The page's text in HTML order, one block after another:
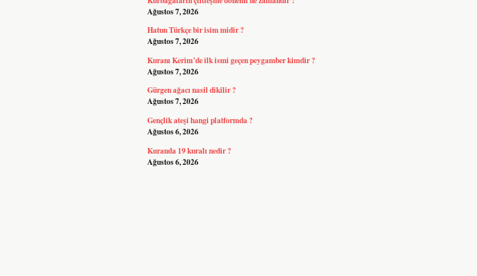
Ağustos 7, 2026
Hatun Türkçe bir isim midir ?
Ağustos 7, 2026
Kuranı Kerim’de ilk ismi geçen peygamber kimdir ?
Ağustos 7, 2026
Gürgen ağacı nasil dikilir ?
Ağustos 7, 2026
Gençlik ateşi hangi platformda ?
Ağustos 6, 2026
Kuranda 19 kuralı nedir ?
Ağustos 6, 2026